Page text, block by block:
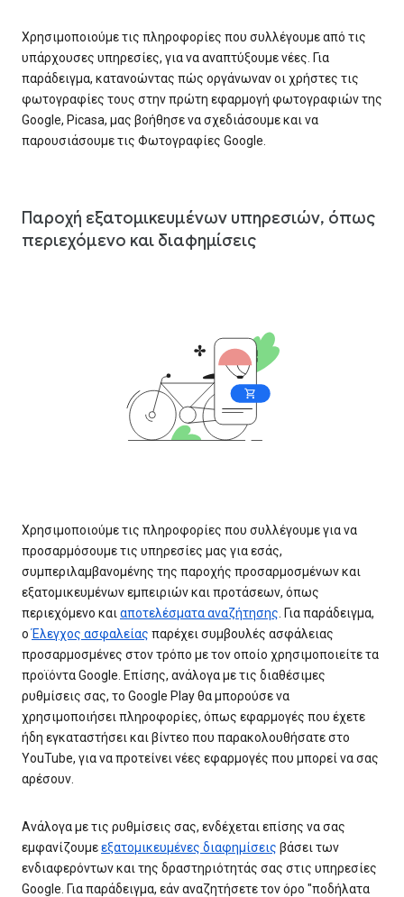
Χρησιμοποιούμε τις πληροφορίες που συλλέγουμε από τις
υπάρχουσες υπηρεσίες, για να αναπτύξουμε νέες. Για
παράδειγμα, κατανοώντας πώς οργάνωναν οι χρήστες τις
φωτογραφίες τους στην πρώτη εφαρμογή φωτογραφιών της
Google, Picasa, μας βοήθησε να σχεδιάσουμε και να
παρουσιάσουμε τις Φωτογραφίες Google.
Παροχή εξατομικευμένων υπηρεσιών, όπως
περιεχόμενο και διαφημίσεις
Χρησιμοποιούμε τις πληροφορίες που συλλέγουμε για να
προσαρμόσουμε τις υπηρεσίες μας για εσάς,
συμπεριλαμβανομένης της παροχής προσαρμοσμένων και
εξατομικευμένων εμπειριών και προτάσεων, όπως
περιεχόμενο και αποτελέσματα αναζήτησης . Για παράδειγμα,
οΈλεγχος ασφαλείας παρέχει συμβουλές ασφάλειας
προσαρμοσμένες στον τρόπο με τον οποίο χρησιμοποιείτε τα
προϊόντα Google. Επίσης, ανάλογα με τις διαθέσιμες
ρυθμίσεις σας, το Google Play θα μπορούσε να
χρησιμοποιήσει πληροφορίες, όπως εφαρμογές που έχετε
ήδη εγκαταστήσει και βίντεο που παρακολουθήσατε στο
YouTube, για να προτείνει νέες εφαρμογές που μπορεί να σας
αρέσουν.
Ανάλογα με τις ρυθμίσεις σας, ενδέχεται επίσης να σας
εμφανίζουμεεξατομικευμένες διαφημίσεις βάσει των
ενδιαφερόντων και της δραστηριότητάς σας στις υπηρεσίες
Google. Για παράδειγμα, εάν αναζητήσετε τον όρο "ποδήλατα